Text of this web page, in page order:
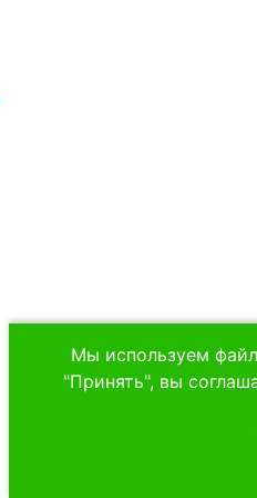
Мы используем
"Принять", вы